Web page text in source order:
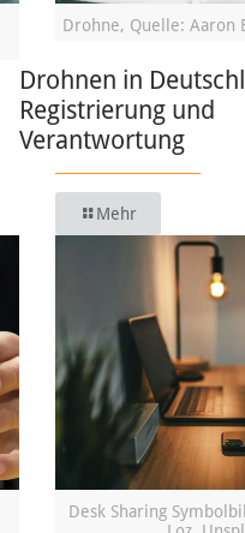
Drohne, Quelle: Aaron
Drohnen in
Registrierung und
Verantwortung
Mehr
Desk Sharing